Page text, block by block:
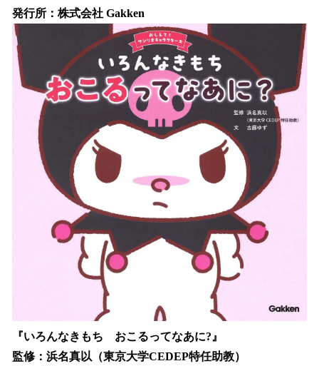
発行所：株式会社 Gakken
『いろんなきもち おこるってなあに?』
監修：浜名真以（東京大学CEDEP特任助教）